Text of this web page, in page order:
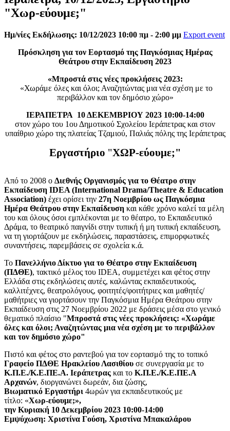
"Χωρ-εύουμε;"
Ημ/νίες Εκδήλωσης: 10/12/2023 10:00 πμ - 2:00 μμ Export event
Πρόσκληση για τον Εορτασμό της Παγκόσμιας Ημέρας
Θεάτρου στην Εκπαίδευση 2023
«Μπροστά στις νέες προκλήσεις 2023:
«Χωράμε όλες και όλοι; Αναζητώντας μια νέα σχέση με το
περιβάλλον και τον δημόσιο χώρο»
ΙΕΡΑΠΕΤΡΑ 10 ΔΕΚΕΜΒΡΙΟΥ 2023 10:00-14:00
στον χώρο του 1ου Δημοτικού Σχολείου Ιεράπετρας και στον
υπαίθριο χώρο της πλατείας Τζαμιού, Παλιάς πόλης της Ιεράπετρας
Εργαστήριο "ΧΩΡ-εύουμε;"
Από το 2008 ο Διεθνής Οργανισμός για το Θέατρο στην
Εκπαίδευση IDEA (International Drama/Theatre & Education
Association) έχει ορίσει την 27η Νοεμβρίου ως Παγκόσμια
Ημέρα Θεάτρου στην Εκπαίδευση και κάθε χρόνο καλεί τα μέλη
του και όλους όσοι εμπλέκονται με το θέατρο, το Εκπαιδευτικό
Δράμα, το θεατρικό παιγνίδι στην τυπική ή μη τυπική εκπαίδευση,
να τη γιορτάζουν με εκδηλώσεις, παραστάσεις, επιμορφωτικές
συναντήσεις, παρεμβάσεις σε σχολεία κ.ά.
Το Πανελλήνιο Δίκτυο για το Θέατρο στην Εκπαίδευση
(ΠΔΘΕ), τακτικό μέλος του IDEA, συμμετέχει και φέτος στην
Ελλάδα στις εκδηλώσεις αυτές, καλώντας εκπαιδευτικούς,
καλλιτέχνες, θεατρολόγους, φοιτητές/φοιτήτριες και μαθητές/
μαθήτριες να γιορτάσουν την Παγκόσμια Ημέρα Θεάτρου στην
Εκπαίδευση στις 27 Νοεμβρίου 2022 με δράσεις μέσα στο γενικό
θεματικό πλαίσιο "Μπροστά στις νέες προκλήσεις: «Χωράμε
όλες και όλοι; Αναζητώντας μια νέα σχέση με το περιβάλλον
και τον δημόσιο χώρο"
Πιστό και φέτος στο ραντεβού για τον εορτασμό της το τοπικό
Γραφείο ΠΔΘΕ Ηρακλείου Λασιθίου σε συνεργασία με το
Κ.Π.Ε./Κ.Ε.ΠΕ.Α. Ιεράπετρας και το Κ.Π.Ε./Κ.Ε.ΠΕ.Α
Αρχανών, διοργανώνει δωρεάν, δια ζώσης,
Βιωματικό Εργαστήρι 4ωρών για εκπαιδευτικούς με
τίτλο: «Χωρ-εύουμε;»,
την Κυριακή 10 Δεκεμβρίου 2023 10:00-14:00
Εμψύχωση: Χριστίνα Γούση, Χριστίνα Μπακαλάρου